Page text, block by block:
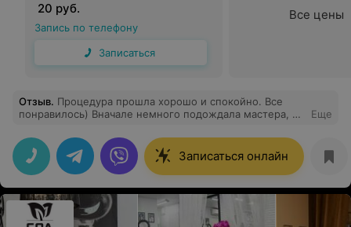
20 руб.
Запись по телефону
Записаться
Все цены
Отзыв. Процедура прошла хорошо и спокойно. Все
понравилось) Вначале немного подождала мастера, но
Еще
Записаться онлайн